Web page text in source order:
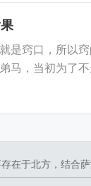
是窍口，所以
马，当初为了
在于北方，结合